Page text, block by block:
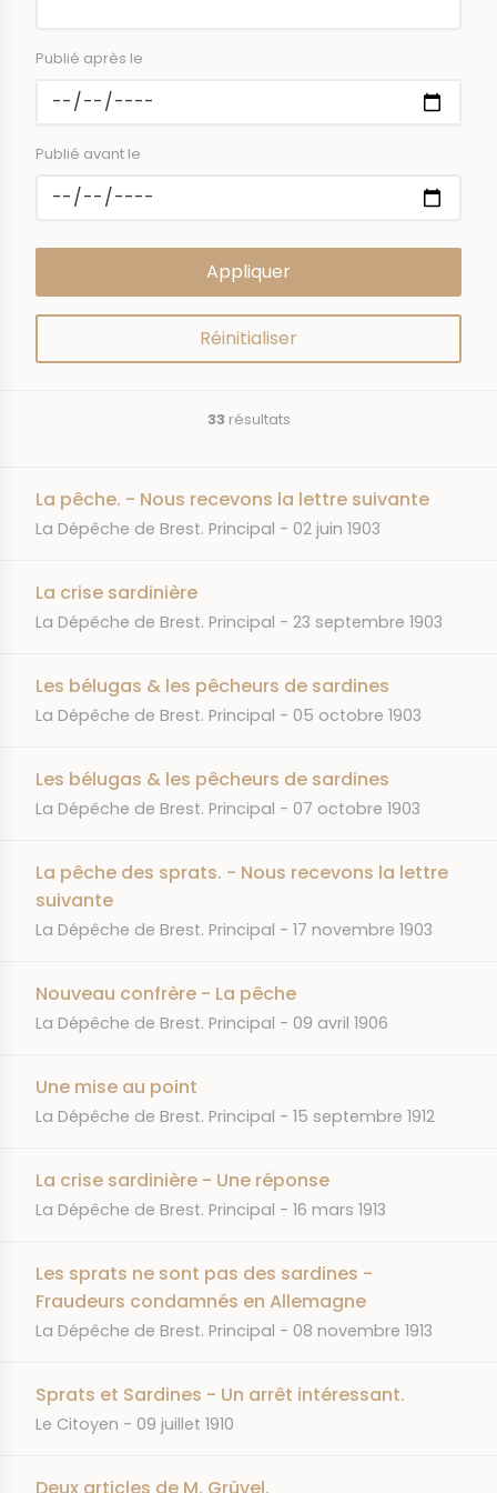
Publié après le
Publié avant le
33 résultats
La pêche. - Nous recevons la lettre suivante
JOURNAL
La Dépêche de Brest. Principal DATE
02 juin 1903
La crise sardinière
JOURNAL
La Dépêche de Brest. Principal DATE
23 septembre 1903
Les bélugas & les pêcheurs de sardines
JOURNAL
La Dépêche de Brest. Principal DATE
05 octobre 1903
Les bélugas & les pêcheurs de sardines
JOURNAL
La Dépêche de Brest. Principal DATE
07 octobre 1903
La pêche des sprats. - Nous recevons la lettre
suivante
JOURNAL
La Dépêche de Brest. Principal DATE
17 novembre 1903
Nouveau confrère - La pêche
JOURNAL
La Dépêche de Brest. Principal DATE
09 avril 1906
Une mise au point
JOURNAL
La Dépêche de Brest. Principal DATE
15 septembre 1912
La crise sardinière - Une réponse
JOURNAL
La Dépêche de Brest. Principal DATE
16 mars 1913
Les sprats ne sont pas des sardines -
Fraudeurs condamnés en Allemagne
JOURNAL
La Dépêche de Brest. Principal DATE
08 novembre 1913
Sprats et Sardines - Un arrêt intéressant.
JOURNAL
Le Citoyen DATE
09 juillet 1910